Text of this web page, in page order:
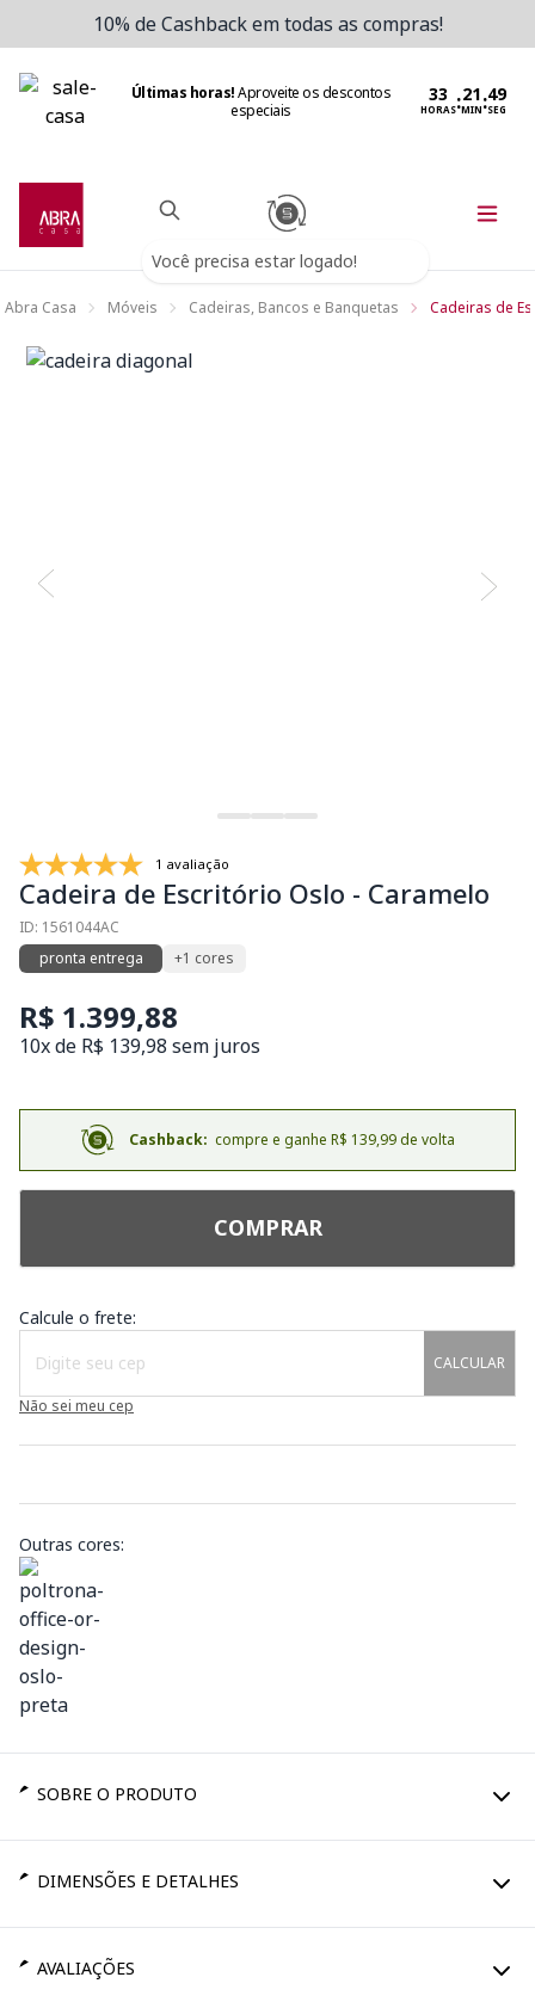
10% de Cashback em todas as compras!
Últimas horas!Aproveite os descontos
especiais
HORAS:MIN:SEG
Você precisa estar logado!
Abra Casa Móveis Cadeiras, Bancos e Banquetas Cadeiras de
1 avaliação
Cadeira de Escritório Oslo - Caramelo
ID: 1561044AC
pronta entrega
+1 cores
R$ 1.399,88
10x de R$ 139,98 sem juros
Cashback: compre e ganhe R$ 139,99 de volta
COMPRAR
Calcule o frete:
CALCULAR
Não sei meu cep
Outras cores:
SOBRE O PRODUTO
DIMENSÕES E DETALHES
AVALIAÇÕES